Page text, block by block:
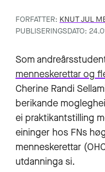
FORFATTER: KNUT JUL
PUBLISERINGSDATO:
Som
menneskerettar og
Cherine Randi
berikande
ei praktikantstilling
eininger hos FNs
menneskerettar
utdanninga si.